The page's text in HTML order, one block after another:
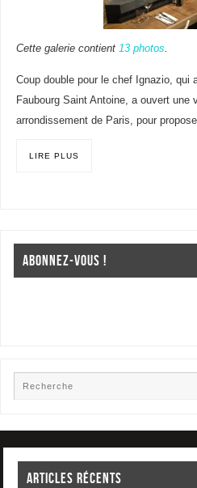
Cette galerie contient 13 photos.
Coup double pour le chef Ignazio, qui
Faubourg Saint Antoine, a ouvert une
arrondissement de Paris, pour
LIRE PLUS
ABONNEZ-VOUS !
ARTICLES RÉCENTS